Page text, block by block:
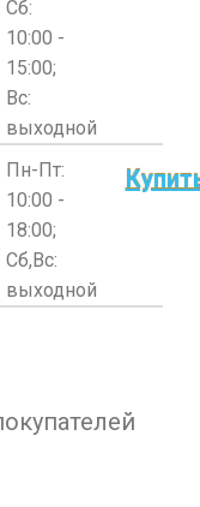
Сб:
10:00 -
15:00;
Вс:
выходной
Пн-Пт:
10:00 -
18:00;
Сб,Вс:
выходной